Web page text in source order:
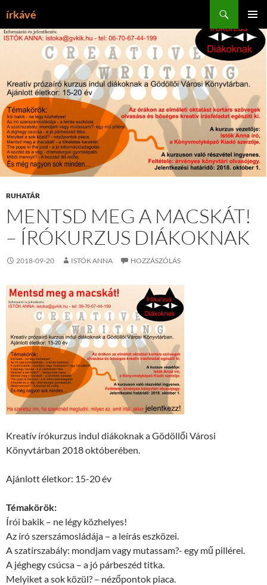
írkávé
MENÜ
RUHATÁR
MENTSD MEG A MACSKÁT!
– ÍRÓKURZUS DIÁKOKNAK
2018-09-20 ISTÓK ANNA HOZZÁSZÓLÁS
Kreatív írókurzus indul diákoknak a Gödöllői Városi
Könyvtárban 2018 októberében.
Ajánlott életkor: 15-20 év
Témakörök:
Írói bakik – ne légy közhelyes!
Az író szerszámosládája – a leírás eszközei.
A szatírszabály: mondjam vagy mutassam?- egy mű pillérei.
A jéghegy csúcsa – a jó párbeszéd titka.
Melyiket a sok közül? – nézőpontok piaca.